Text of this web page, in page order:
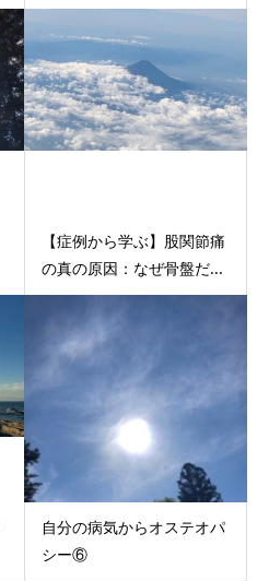
【症例から学ぶ】股関節痛
の真の原因：なぜ骨盤だ...
自分の病気からオステオパ
シー⑥